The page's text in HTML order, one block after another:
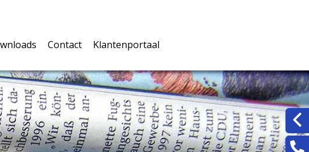
Polisvoorwaarden
Belangrijke documenten
Schadeformulieren
Contact Klantenportaal
Inloggen klantenportaal